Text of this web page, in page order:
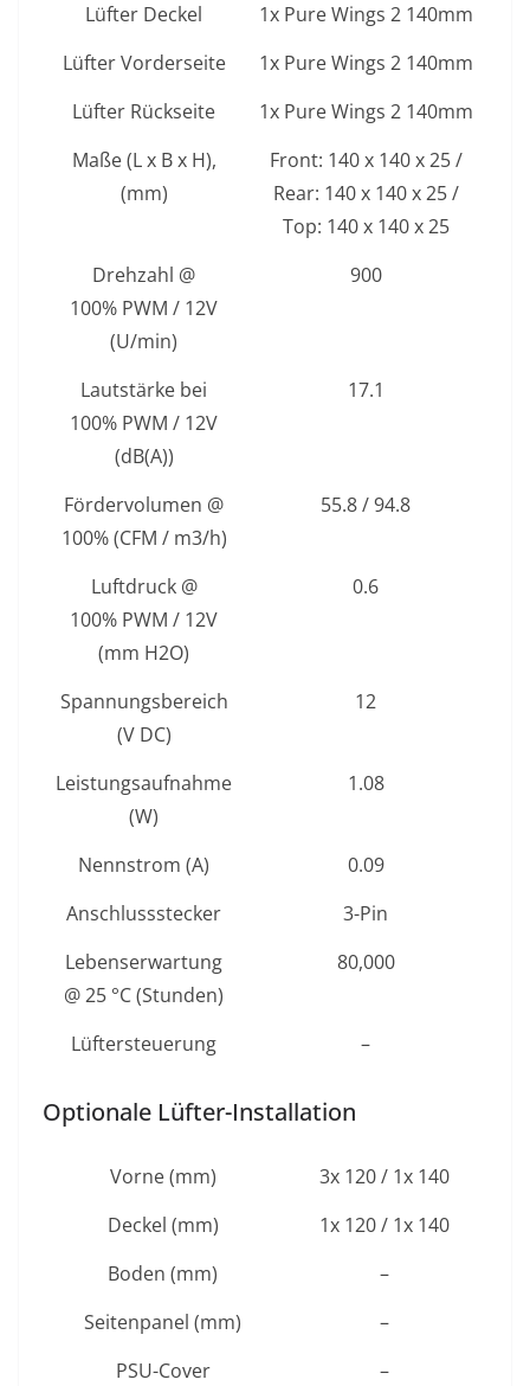
Lüfter Deckel
1x Pure Wings 2 140mm
Lüfter Vorderseite
1x Pure Wings 2 140mm
Lüfter Rückseite
1x Pure Wings 2 140mm
Maße (L x B x H),
(mm)
Front: 140 x 140 x 25 /
Rear: 140 x 140 x 25 /
Top: 140 x 140 x 25
Drehzahl @
100% PWM / 12V
(U/min)
900
Lautstärke bei
100% PWM / 12V
(dB(A))
17.1
Fördervolumen @
100% (CFM / m3/h)
55.8 / 94.8
Luftdruck @
100% PWM / 12V
(mm H2O)
0.6
Spannungsbereich
(V DC)
12
Leistungsaufnahme
(W)
1.08
Nennstrom (A)
0.09
Anschlussstecker
3-Pin
Lebenserwartung
@ 25 °C (Stunden)
80,000
Lüftersteuerung –
Optionale Lüfter-Installation
Vorne (mm)
3x 120 / 1x 140
Deckel (mm)
1x 120 / 1x 140
Boden (mm)
–
Seitenpanel (mm)
–
PSU-Cover
–